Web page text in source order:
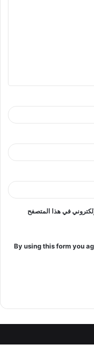
في هذا المتصفح
By using this form you